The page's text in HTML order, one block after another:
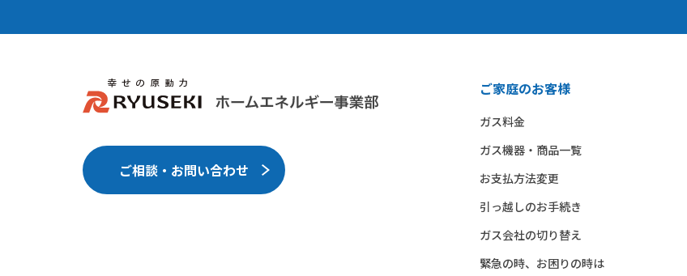
ご相談・お問い合わせ
ご家庭のお客様
ガス料金
ガス機器・商品一覧
お支払方法変更
引っ越しのお手続き
ガス会社の切り替え
緊急の時、お困りの時は